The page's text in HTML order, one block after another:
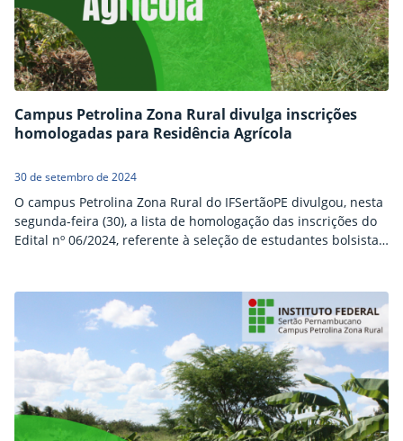
Campus Petrolina Zona Rural divulga inscrições
homologadas para Residência Agrícola
30 de setembro de 2024
O campus Petrolina Zona Rural do IFSertãoPE divulgou, nesta
segunda-feira (30), a lista de homologação das inscrições do
Edital nº 06/2024, referente à seleção de estudantes bolsistas
czr.gabinete@ifsertao-pe.edu.br. A Residência Agrícola tem
como objetivo apoiar a qualificação técnica de estudantes dos
níveis Médio Integrado, Subsequente e Superior,…